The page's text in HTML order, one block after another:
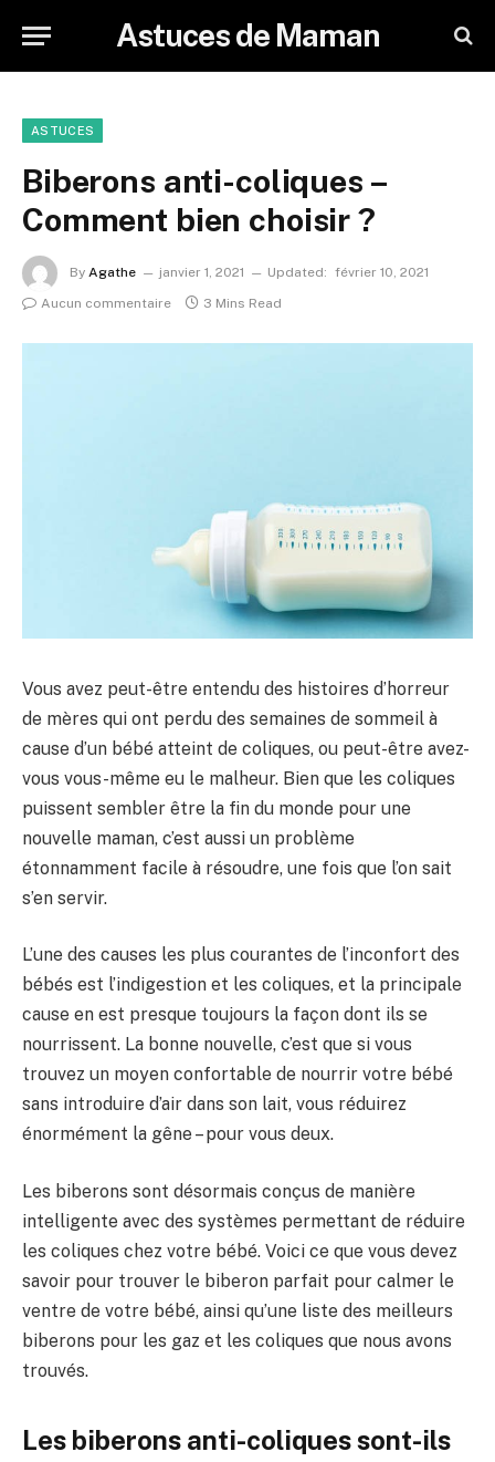
Astuces de Maman
ASTUCES
Biberons anti-coliques –
Comment bien choisir ?
By Agathe janvier 1, 2021 Updated: février 10, 2021
Aucun commentaire
3 Mins Read
Vous avez peut-être entendu des histoires d’horreur
de mères qui ont perdu des semaines de sommeil à
cause d’un bébé atteint de coliques, ou peut-être avez-
vous vous-même eu le malheur. Bien que les coliques
puissent sembler être la fin du monde pour une
nouvelle maman, c’est aussi un problème
étonnamment facile à résoudre, une fois que l’on sait
s’en servir.
L’une des causes les plus courantes de l’inconfort des
bébés est l’indigestion et les coliques, et la principale
cause en est presque toujours la façon dont ils se
nourrissent. La bonne nouvelle, c’est que si vous
trouvez un moyen confortable de nourrir votre bébé
sans introduire d’air dans son lait, vous réduirez
énormément la gêne – pour vous deux.
Les biberons sont désormais conçus de manière
intelligente avec des systèmes permettant de réduire
les coliques chez votre bébé. Voici ce que vous devez
savoir pour trouver le biberon parfait pour calmer le
ventre de votre bébé, ainsi qu’une liste des meilleurs
biberons pour les gaz et les coliques que nous avons
trouvés.
Les biberons anti-coliques sont-ils